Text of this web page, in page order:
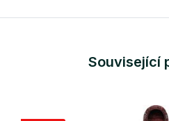
Související